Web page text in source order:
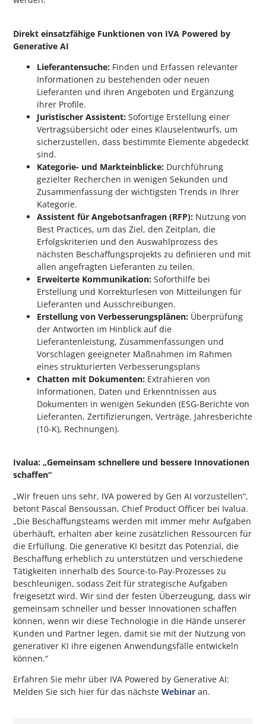
Direkt einsatzfähige Funktionen von IVA Powered by
Generative AI
Lieferantensuche: Finden und Erfassen relevanter
Informationen zu bestehenden oder neuen
Lieferanten und ihren Angeboten und Ergänzung
ihrer Profile.
Juristischer Assistent:Sofortige Erstellung einer
Vertragsübersicht oder eines Klauselentwurfs, um
sicherzustellen, dass bestimmte Elemente abgedeckt
sind.
Kategorie- und Markteinblicke: Durchführung
gezielter Recherchen in wenigen Sekunden und
Zusammenfassung der wichtigsten Trends in Ihrer
Kategorie.
Assistent für Angebotsanfragen (RFP): Nutzung von
Best Practices, um das Ziel, den Zeitplan, die
Erfolgskriterien und den Auswahlprozess des
nächsten Beschaffungsprojekts zu definieren und mit
allen angefragten Lieferanten zu teilen.
Erweiterte Kommunikation:Soforthilfe bei
Erstellung und Korrekturlesen von Mitteilungen für
Lieferanten und Ausschreibungen.
Erstellung von Verbesserungsplänen: Überprüfung
der Antworten im Hinblick auf die
Lieferantenleistung, Zusammenfassungen und
Vorschlagen geeigneter Maßnahmen im Rahmen
eines strukturierten Verbesserungsplans
Chatten mit Dokumenten: Extrahieren von
Informationen, Daten und Erkenntnissen aus
Dokumenten in wenigen Sekunden (ESG-Berichte von
Lieferanten, Zertifizierungen, Verträge, Jahresberichte
(10-K), Rechnungen).
Ivalua: „Gemeinsam schnellere und bessere Innovationen
schaffen“
„Wir freuen uns sehr, IVA powered by Gen AI vorzustellen“,
betont Pascal Bensoussan, Chief Product Officer bei Ivalua.
„Die Beschaffungsteams werden mit immer mehr Aufgaben
überhäuft, erhalten aber keine zusätzlichen Ressourcen für
die Erfüllung. Die generative KI besitzt das Potenzial, die
Beschaffung erheblich zu unterstützen und verschiedene
Tätigkeiten innerhalb des Source-to-Pay-Prozesses zu
beschleunigen, sodass Zeit für strategische Aufgaben
freigesetzt wird. Wir sind der festen Überzeugung, dass wir
gemeinsam schneller und besser Innovationen schaffen
können, wenn wir diese Technologie in die Hände unserer
Kunden und Partner legen, damit sie mit der Nutzung von
generativer KI ihre eigenen Anwendungsfälle entwickeln
können.“
Erfahren Sie mehr über IVA Powered by Generative AI:
Melden Sie sich hier für das nächsteWebinar an.